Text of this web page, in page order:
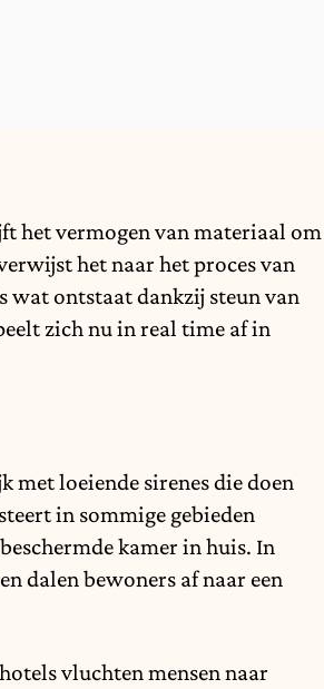
het vermogen van materiaal om
het naar het proces van
wat ontstaat dankzij steun van
zich nu in real time af in
met loeiende sirenes die doen
in sommige gebieden
kamer in huis. In
dalen bewoners af naar een
vluchten mensen naar